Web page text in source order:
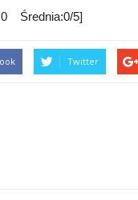
Średnia:0/5]
Twitter